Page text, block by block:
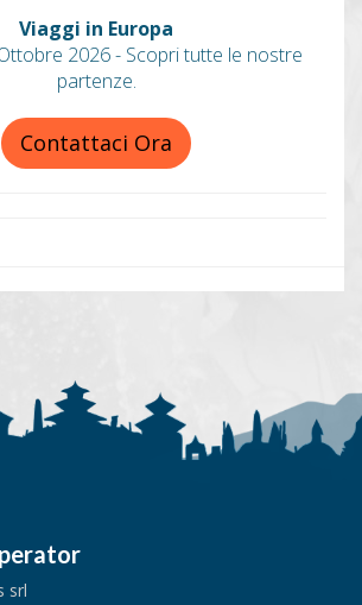
Viaggi in Europa
2026 - Scopri tutte le nostre
partenze.
Contattaci Ora
srl